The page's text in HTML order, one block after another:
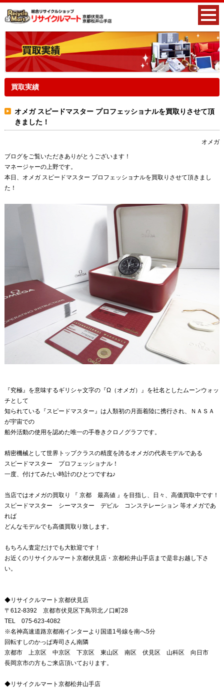
買取実績
オメガ スピードマスター プロフェッショナルを買取りさせて頂
きました！
オメガ
ブログをご覧いただきありがとうございます！
マネージャーの上野です。
本日、オメガ スピードマスター プロフェッショナルを買取りさせて頂きまし
た！
『究極』を意味するギリシャ文字の『Ω（オメガ）』を社名としたムーンウォッ
チとして
知られている『スピードマスター』は人類初の月面着陸に携行され、ＮＡＳＡ
が宇宙での
船外活動の使用を認めた唯一の手巻きクロノグラフです。
精密機械として世界トップクラスの精度を誇るオメガの代表モデルである
スピードマスター プロフェッショナル！
一度、付けてみたい時計のひとつですね♪
当店ではオメガの買取り 『 京都 最高値 』を目指し、日々、高価買取中です！
スピードマスター シーマスター デビル コンステレーション 等オメガであ
れば
どんなモデルでも高価買取り致します。
もちろん査定だけでも大歓迎です！
お近くのリサイクルマート京都伏見店・京都松井山手店まで是非お越し下さ
い。
◆リサイクルマート京都伏見店
〒612-8392 京都市伏見区下鳥羽北ノ口町28
TEL 075-623-4082
※名神高速道路京都南インターより国道1号線を南へ5分
回転すしのかっぱ寿司さん南隣
京都市 上京区 中京区 下京区 東山区 南区 伏見区 山科区 向日市
長岡京市の方もご来店頂いております。
◆リサイクルマート京都松井山手店